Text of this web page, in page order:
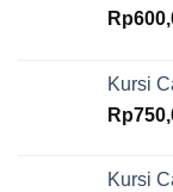
Rp
Kursi
Rp
Kursi